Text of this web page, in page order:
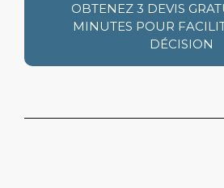
OBTENEZ 3 DEVIS
MINUTES POUR
DÉCISION